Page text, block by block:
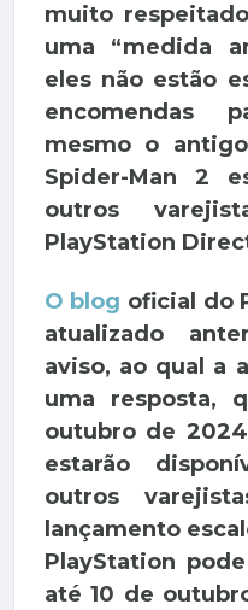
muito
uma “medida
eles não estão
encomendas
mesmo o
Spider-Man 2
outros
PlayStation
O blog oficial do
atualizado
aviso, ao qual a
uma resposta,
outubro de
estarão
outros
lançamento
PlayStation
até 10 de